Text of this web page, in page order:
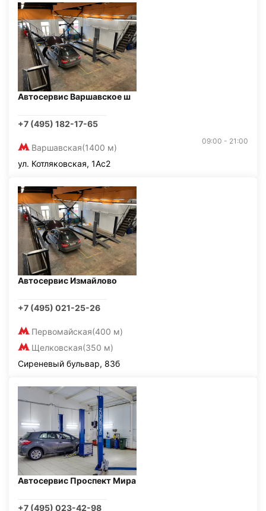
Автосервис Варшавское ш
+7 (495) 182-17-65
Варшавская(1400 м)
09:00 - 21:00
ул. Котляковская, 1Ас2
Автосервис Измайлово
+7 (495) 021-25-26
Первомайская(400 м)
Щелковская(350 м)
Сиреневый бульвар, 83б
Автосервис Проспект Мира
+7 (495) 023-42-98